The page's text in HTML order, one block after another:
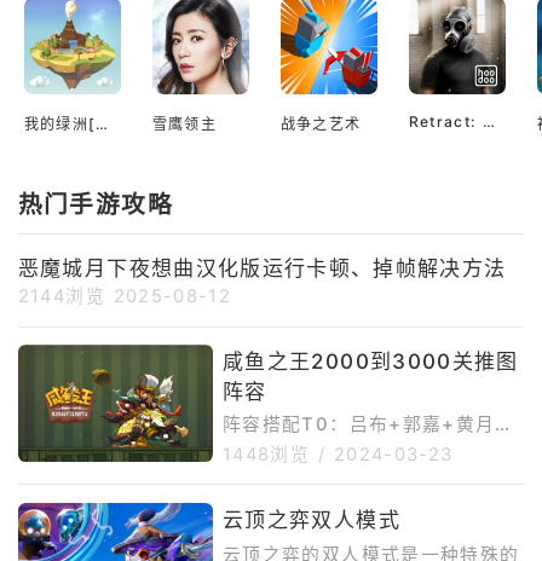
我的绿洲[第二季]: 平静与放松空闲唱首歌游戏 雪鹰领主 战争之艺术 Retract: Battle Royale
热门手游攻略
恶魔城月下夜想曲汉化版运行卡顿、掉帧解决方法
2144浏览 2025-08-12
咸鱼之王2000到3000关推图
阵容
阵容搭配T0：吕布+郭嘉+黄月英
+诸葛亮+荀彧这套阵容在推图这
地图，还可以pk，而且上限很高，
所以升级的时候，最好是吕布，吕
1448浏览 / 2024-03-23
云顶之弈双人模式
云顶之弈的双人模式是一种特殊的